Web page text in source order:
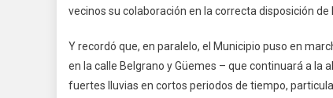
vecinos su colaboración en la correcta disposición de
Y recordó que, en paralelo, el Municipio puso en
en la calle Belgrano y Güemes – que continuará a
fuertes lluvias en cortos periodos de tiempo,